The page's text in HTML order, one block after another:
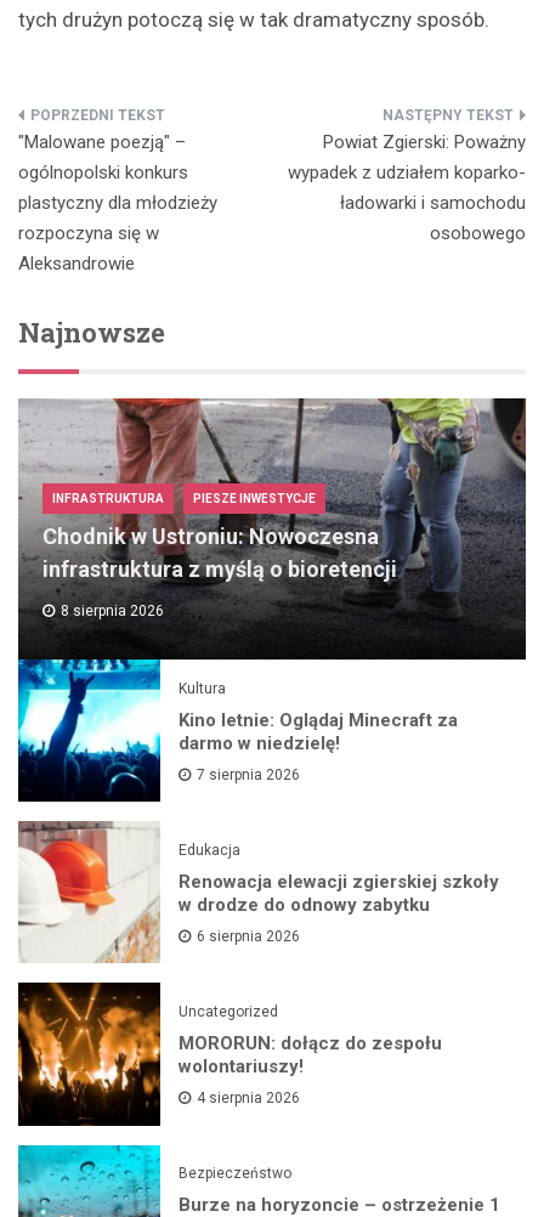
tych drużyn potoczą się w tak dramatyczny sposób.
Nawigacja
wpisu
"Malowane poezją" –
ogólnopolski konkurs
plastyczny dla młodzieży
rozpoczyna się w
Aleksandrowie
Powiat Zgierski: Poważny
wypadek z udziałem koparko-
ładowarki i samochodu
osobowego
Najnowsze
INFRASTRUKTURA PIESZE INWESTYCJE
Chodnik w Ustroniu: Nowoczesna
infrastruktura z myślą o bioretencji
8 sierpnia 2026
Kultura
Kino letnie: Oglądaj Minecraft za
darmo w niedzielę!
7 sierpnia 2026
Edukacja
Renowacja elewacji zgierskiej szkoły
w drodze do odnowy zabytku
6 sierpnia 2026
Uncategorized
MORORUN: dołącz do zespołu
wolontariuszy!
4 sierpnia 2026
Bezpieczeństwo
Burze na horyzoncie – ostrzeżenie 1